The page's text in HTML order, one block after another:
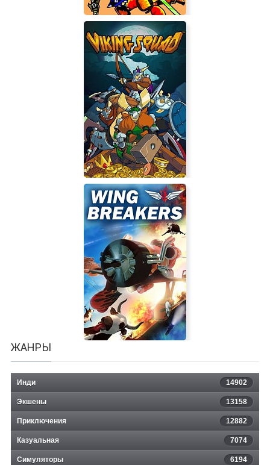
Swords and Sandals Classic
Collection
Viking Squad
ЖАНРЫ
Инди 14902
Экшены 13158
Приключения 12882
Казуальная 7074
Симуляторы 6194